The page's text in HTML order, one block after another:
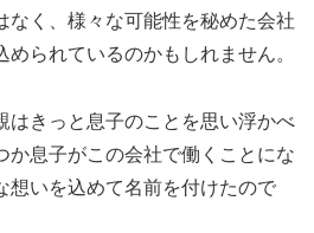
なく、様々な可能性を秘めた会社
られているのかもしれません。
はきっと息子のことを思い浮かべ
か息子がこの会社で働くことにな
想いを込めて名前を付けたので